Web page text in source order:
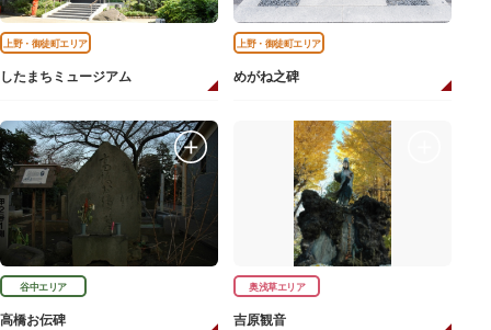
上野・御徒町エリア
したまちミュージアム
上野・御徒町エリア
めがね之碑
谷中エリア
高橋お伝碑
奥浅草エリア
吉原観音